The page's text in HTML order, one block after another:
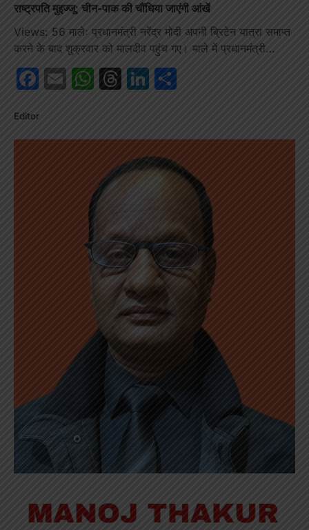
राष्ट्रपति मुइज्जू; चीन-पाक की चौंधिया जाएंगी आंखें
Views: 56 मालेः प्रधानमंत्री नरेंद्र मोदी अपनी ब्रिटेन यात्रा समाप्त
करने के बाद शुक्रवार को मालदीव पहुंच गए। माले में प्रधानमंत्री…
Facebook
EmailWhatsApp
Threads
LinkedIn
Editor